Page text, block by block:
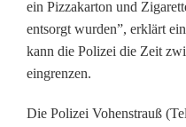
n
B
o
c
ein Pizzakarton und
entsorgt wurden”, erklärt
kann die Polizei die Zeit
eingrenzen.
Die Polizei Vohenstrauß